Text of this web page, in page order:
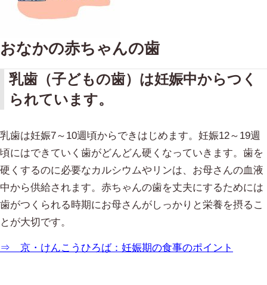
おなかの赤ちゃんの歯
乳歯（子どもの歯）は妊娠中からつく
られています。
乳歯は妊娠7～10週頃からできはじめます。妊娠12～19週
頃にはできていく歯がどんどん硬くなっていきます。歯を
硬くするのに必要なカルシウムやリンは、お母さんの血液
中から供給されます。赤ちゃんの歯を丈夫にするためには
歯がつくられる時期にお母さんがしっかりと栄養を摂るこ
とが大切です。
⇒ 京・けんこうひろば：妊娠期の食事のポイント